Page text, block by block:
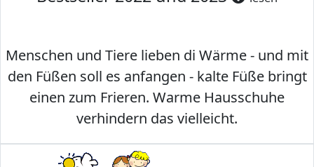
Menschen und Tiere lieben di Wärme - und mit
den Füßen soll es anfangen - kalte Füße bringt
einen zum Frieren. Warme Hausschuhe
verhindern das vielleicht.